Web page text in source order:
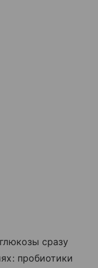
сразу
пробиотики